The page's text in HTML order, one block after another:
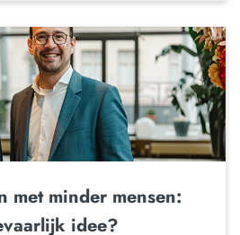
met minder mensen:
idee?